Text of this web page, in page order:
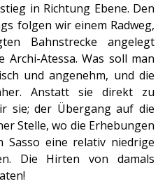
in Richtung Ebene. Den
folgen wir einem Radweg,
Bahnstrecke angelegt
Archi-Atessa. Was soll man
und angenehm, und die
Anstatt sie direkt zu
sie; der Übergang auf die
Stelle, wo die Erhebungen
Sasso eine relativ niedrige
Die Hirten von damals